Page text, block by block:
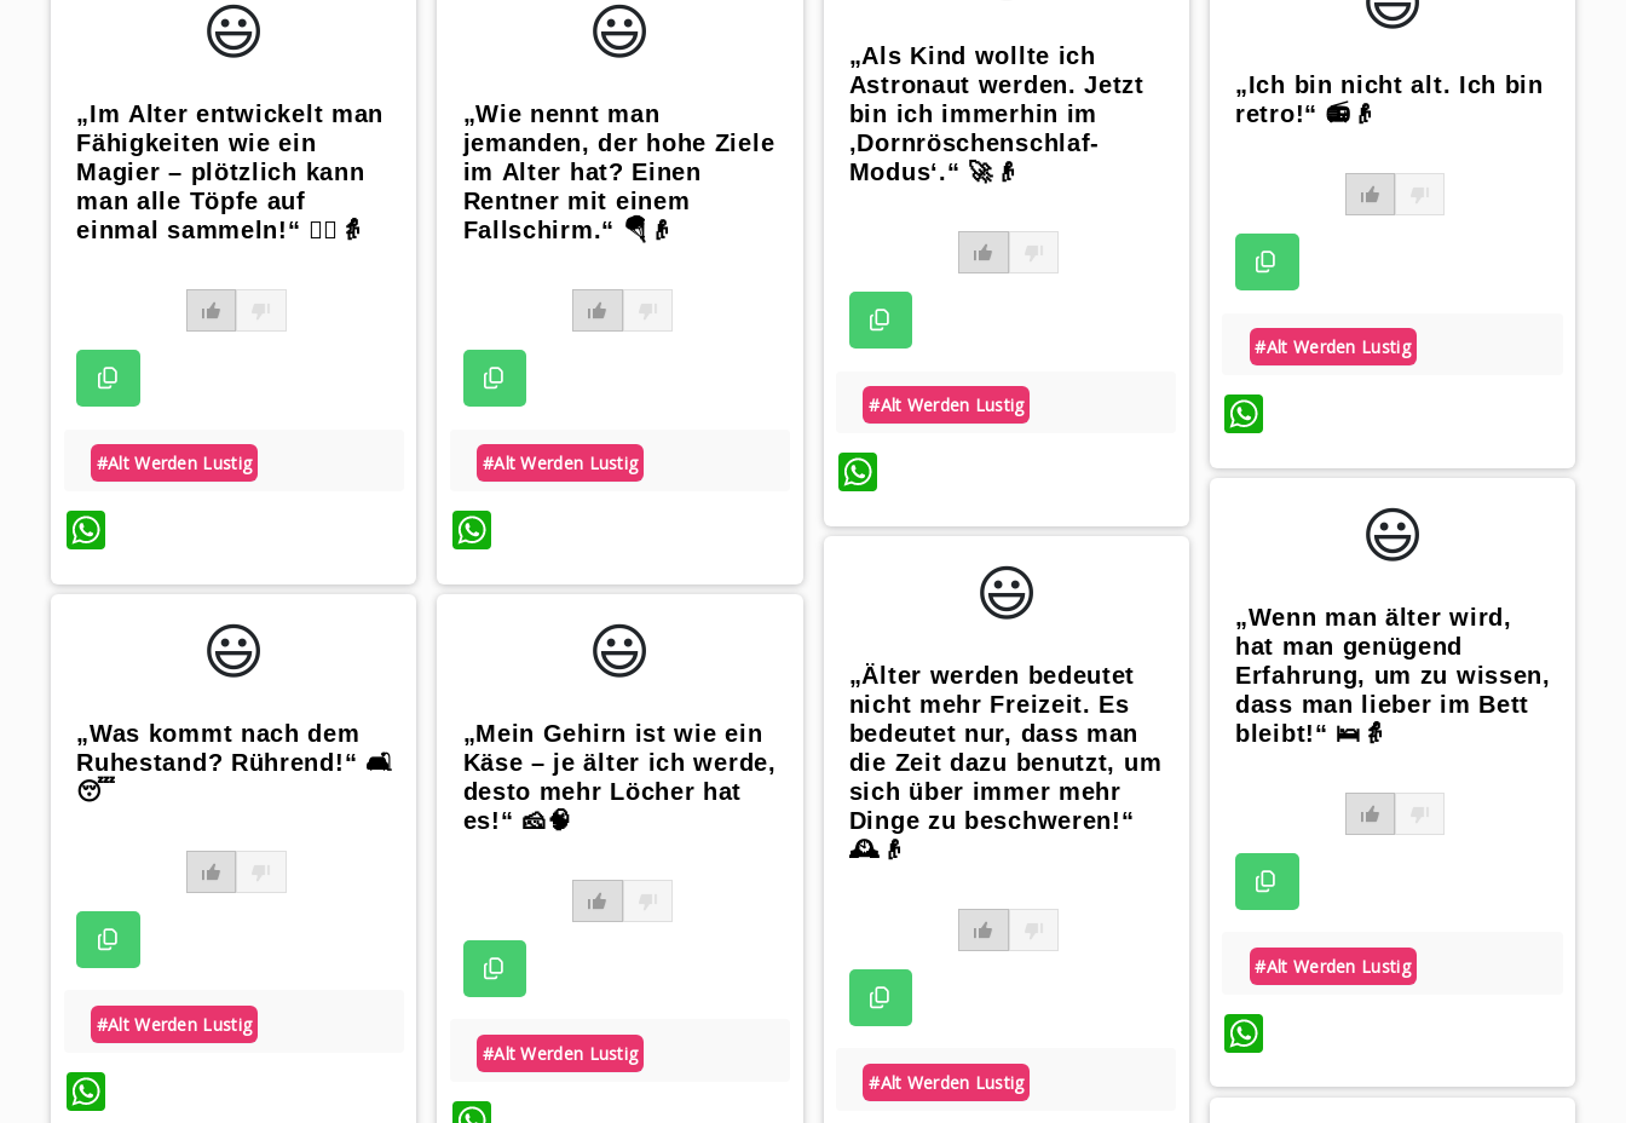
😃️
„Im Alter entwickelt man
Fähigkeiten wie ein
Magier – plötzlich kann
man alle Töpfe auf
einmal sammeln!“ 🧙‍♂️👵
#alt Werden Lustig
WhatsApp
😃️
„Was kommt nach dem
Ruhestand? Rührend!“ 🛋️
😴
#alt Werden Lustig
WhatsApp
😃️
„Wie nennt man
jemanden, der hohe Ziele
im Alter hat? Einen
Rentner mit einem
Fallschirm.“ 🪂👴
#alt Werden Lustig
WhatsApp
😃️
„Mein Gehirn ist wie ein
Käse – je älter ich werde,
desto mehr Löcher hat
es!“ 🧀🧠
#alt Werden Lustig
„Als Kind wollte ich
Astronaut werden. Jetzt
bin ich immerhin im
‚Dornröschenschlaf-
Modus‘.“ 🚀👴
#alt Werden Lustig
😃️
„Älter werden bedeutet
nicht mehr Freizeit. Es
bedeutet nur, dass man
die Zeit dazu benutzt, um
sich über immer mehr
Dinge zu beschweren!“
🕰️👴
#alt Werden Lustig
„Ich bin nicht alt. Ich bin
retro!“ 📻👴
#alt Werden Lustig
😃️
„Wenn man älter wird,
hat man genügend
Erfahrung, um zu wissen,
dass man lieber im Bett
bleibt!“ 🛌👵
#alt Werden Lustig